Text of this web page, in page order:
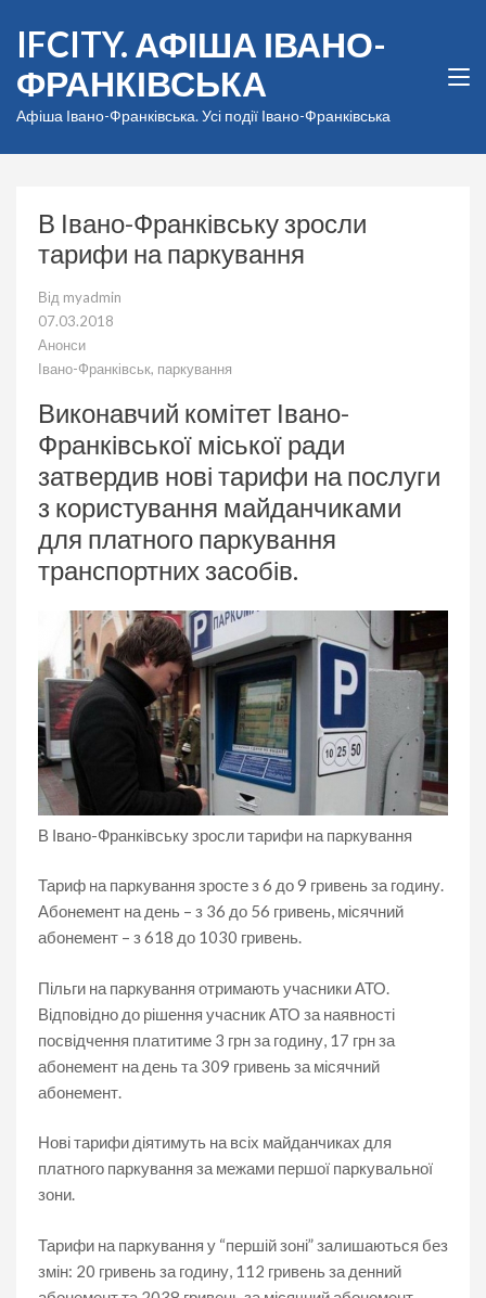
вмісту
(натисніть
Enter)
IFCITY. АФІША ІВАНО-
ФРАНКІВСЬКА
Афіша Івано-Франківська. Усі події Івано-Франківська
В Івано-Франківську зросли
тарифи на паркування
Від myadmin
07.03.2018
Анонси
Івано-Франківськ, паркування
Виконавчий комітет Івано-
Франківської міської ради
затвердив нові тарифи на послуги
з користування майданчиками
для платного паркування
транспортних засобів.
В Івано-Франківську зросли тарифи на паркування
Тариф на паркування зросте з 6 до 9 гривень за годину.
Абонемент на день – з 36 до 56 гривень, місячний
абонемент – з 618 до 1030 гривень.
Пільги на паркування отримають учасники АТО.
Відповідно до рішення учасник АТО за наявності
посвідчення платитиме 3 грн за годину, 17 грн за
абонемент на день та 309 гривень за місячний
абонемент.
Нові тарифи діятимуть на всіх майданчиках для
платного паркування за межами першої паркувальної
зони.
Тарифи на паркування у “першій зоні” залишаються без
змін: 20 гривень за годину, 112 гривень за денний